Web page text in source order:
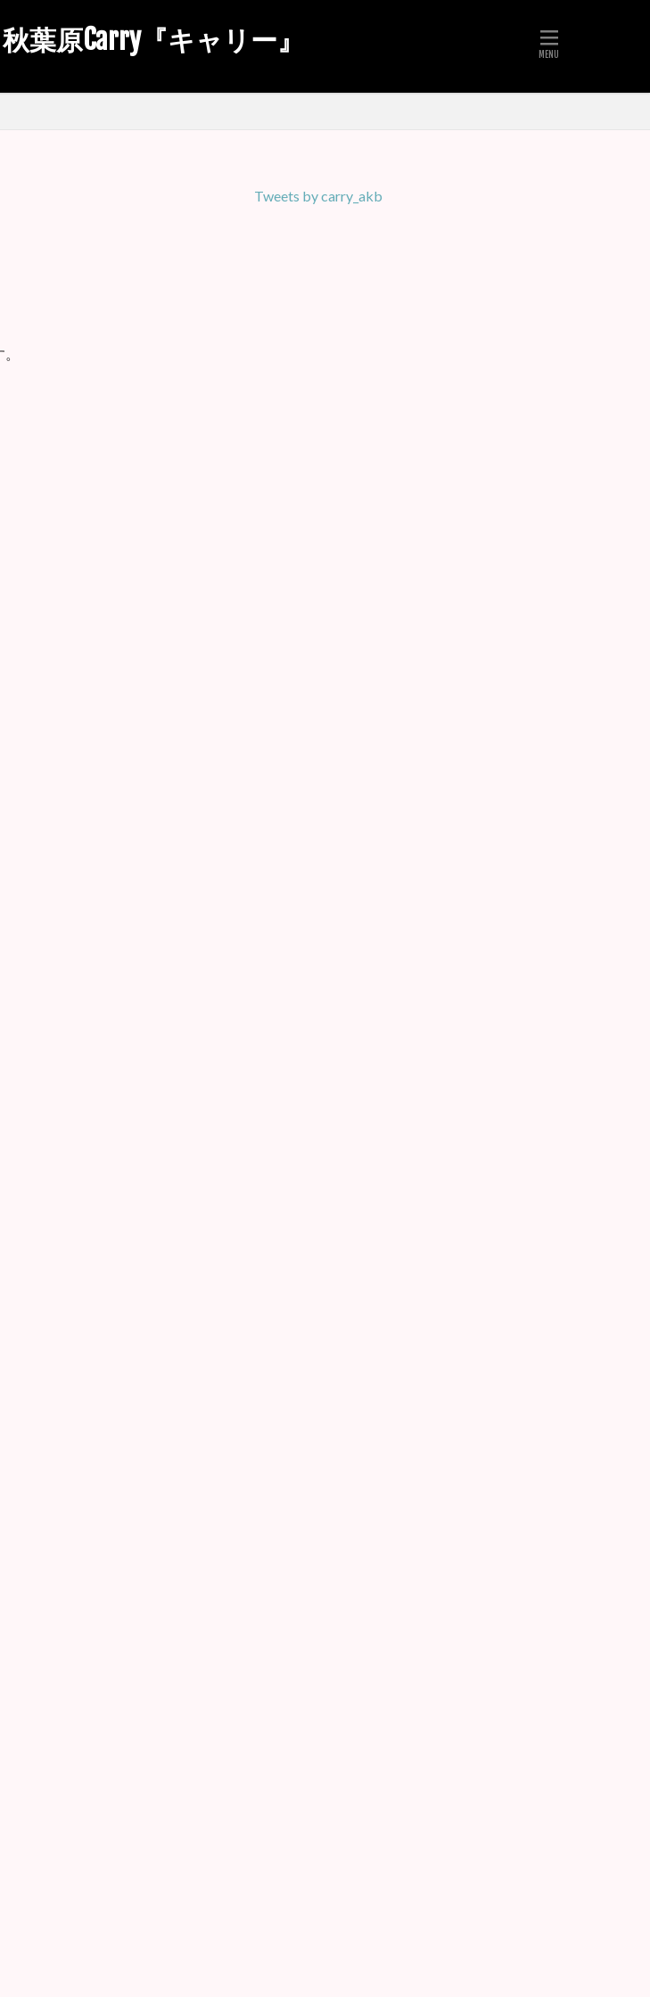
葉原Carry『キャリー』
Tweets by carry_akb